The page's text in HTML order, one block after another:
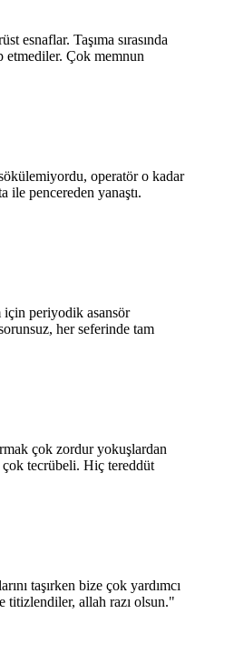
esnaflar. Taşıma sırasında
etmediler. Çok memnun
operatör o kadar
ile pencereden yanaştı.
için periyodik asansör
her seferinde tam
çok zordur yokuşlardan
çok tecrübeli. Hiç tereddüt
taşırken bize çok yardımcı
allah razı olsun."